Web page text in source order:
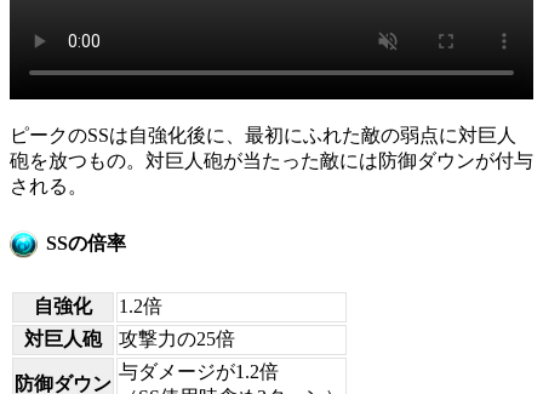
ピークのSSは自強化後に、最初にふれた敵の弱点に対巨人
砲を放つもの。対巨人砲が当たった敵には防御ダウンが付与
される。
SSの倍率
自強化
1.2倍
対巨人砲
攻撃力の25倍
防御ダウン
与ダメージが1.2倍